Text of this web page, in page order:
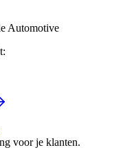
Automotive
voor je klanten.